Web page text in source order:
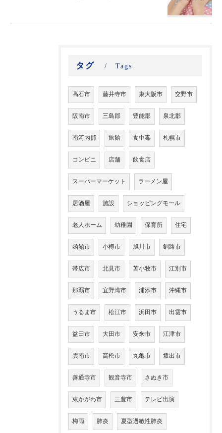
タグ Tags
高石市 藤井寺市 東大阪市 交野市
阪南市 三島郡 豊能郡 泉北郡
南河内郡 旅館 食中毒 札幌市
コンビニ 店舗 飲食店
スーパーマーケット ラーメン屋
居酒屋 施設 ショッピングモール
老人ホーム 幼稚園 保育所 住宅
函館市 小樽市 旭川市 釧路市
帯広市 北見市 苫小牧市 江別市
那覇市 宜野湾市 浦添市 沖縄市
うるま市 松江市 浜田市 出雲市
益田市 大田市 安来市 江津市
雲南市 高松市 丸亀市 坂出市
善通寺市 観音寺市 さぬき市
東かがわ市 三豊市 テレビ出演
梅雨 肺炎 夏型過敏性肺炎